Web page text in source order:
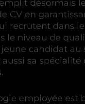
désormais
CV en
recrutent dans
le niveau de
candidat au
aussi sa spécialité
employée est